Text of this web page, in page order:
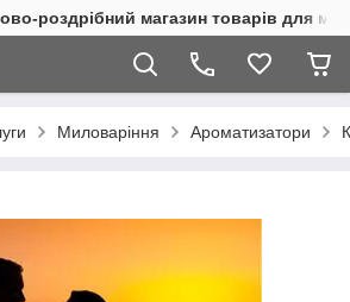
роздрібний магазин товарів для
Миловаріння Ароматизатори